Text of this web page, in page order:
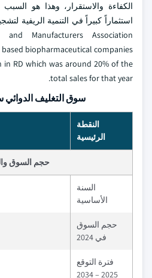
الكفاءة والاستقرار، وهذا هو
and Manufacturers Association
based biopharmaceutical companies
in RD which was around 20% of the
total sales for that year.
سوق التغليف الدوائي
النقطة
الرئيسية
حجم السوق
السنة
الأساسية
حجم السوق
في 2024
فترة التوقع
2025 – 2034